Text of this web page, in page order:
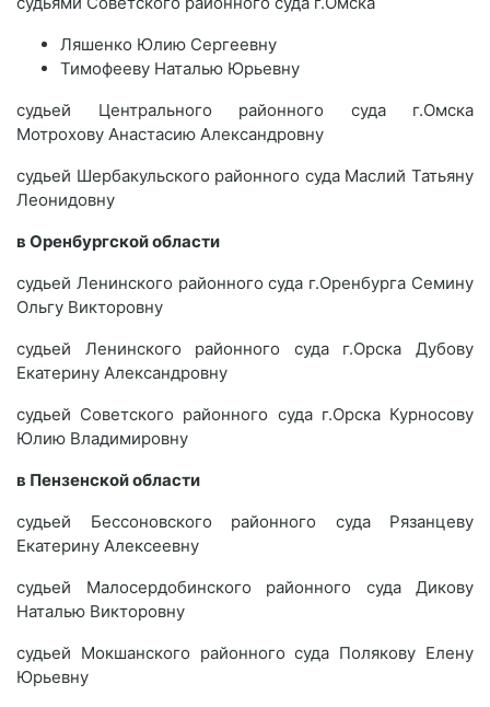
Ляшенко Юлию Сергеевну
Тимофееву Наталью Юрьевну
судьей Центрального районного суда г.Омска
Мотрохову Анастасию Александровну
судьей Шербакульского районного суда Маслий Татьяну
Леонидовну
в Оренбургской области
судьей Ленинского районного суда г.Оренбурга Семину
Ольгу Викторовну
судьей Ленинского районного суда г.Орска Дубову
Екатерину Александровну
судьей Советского районного суда г.Орска Курносову
Юлию Владимировну
в Пензенской области
судьей Бессоновского районного суда Рязанцеву
Екатерину Алексеевну
судьей Малосердобинского районного суда Дикову
Наталью Викторовну
судьей Мокшанского районного суда Полякову Елену
Юрьевну